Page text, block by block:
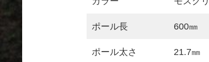
ポール長 600㎜
ポール太さ 21.7㎜